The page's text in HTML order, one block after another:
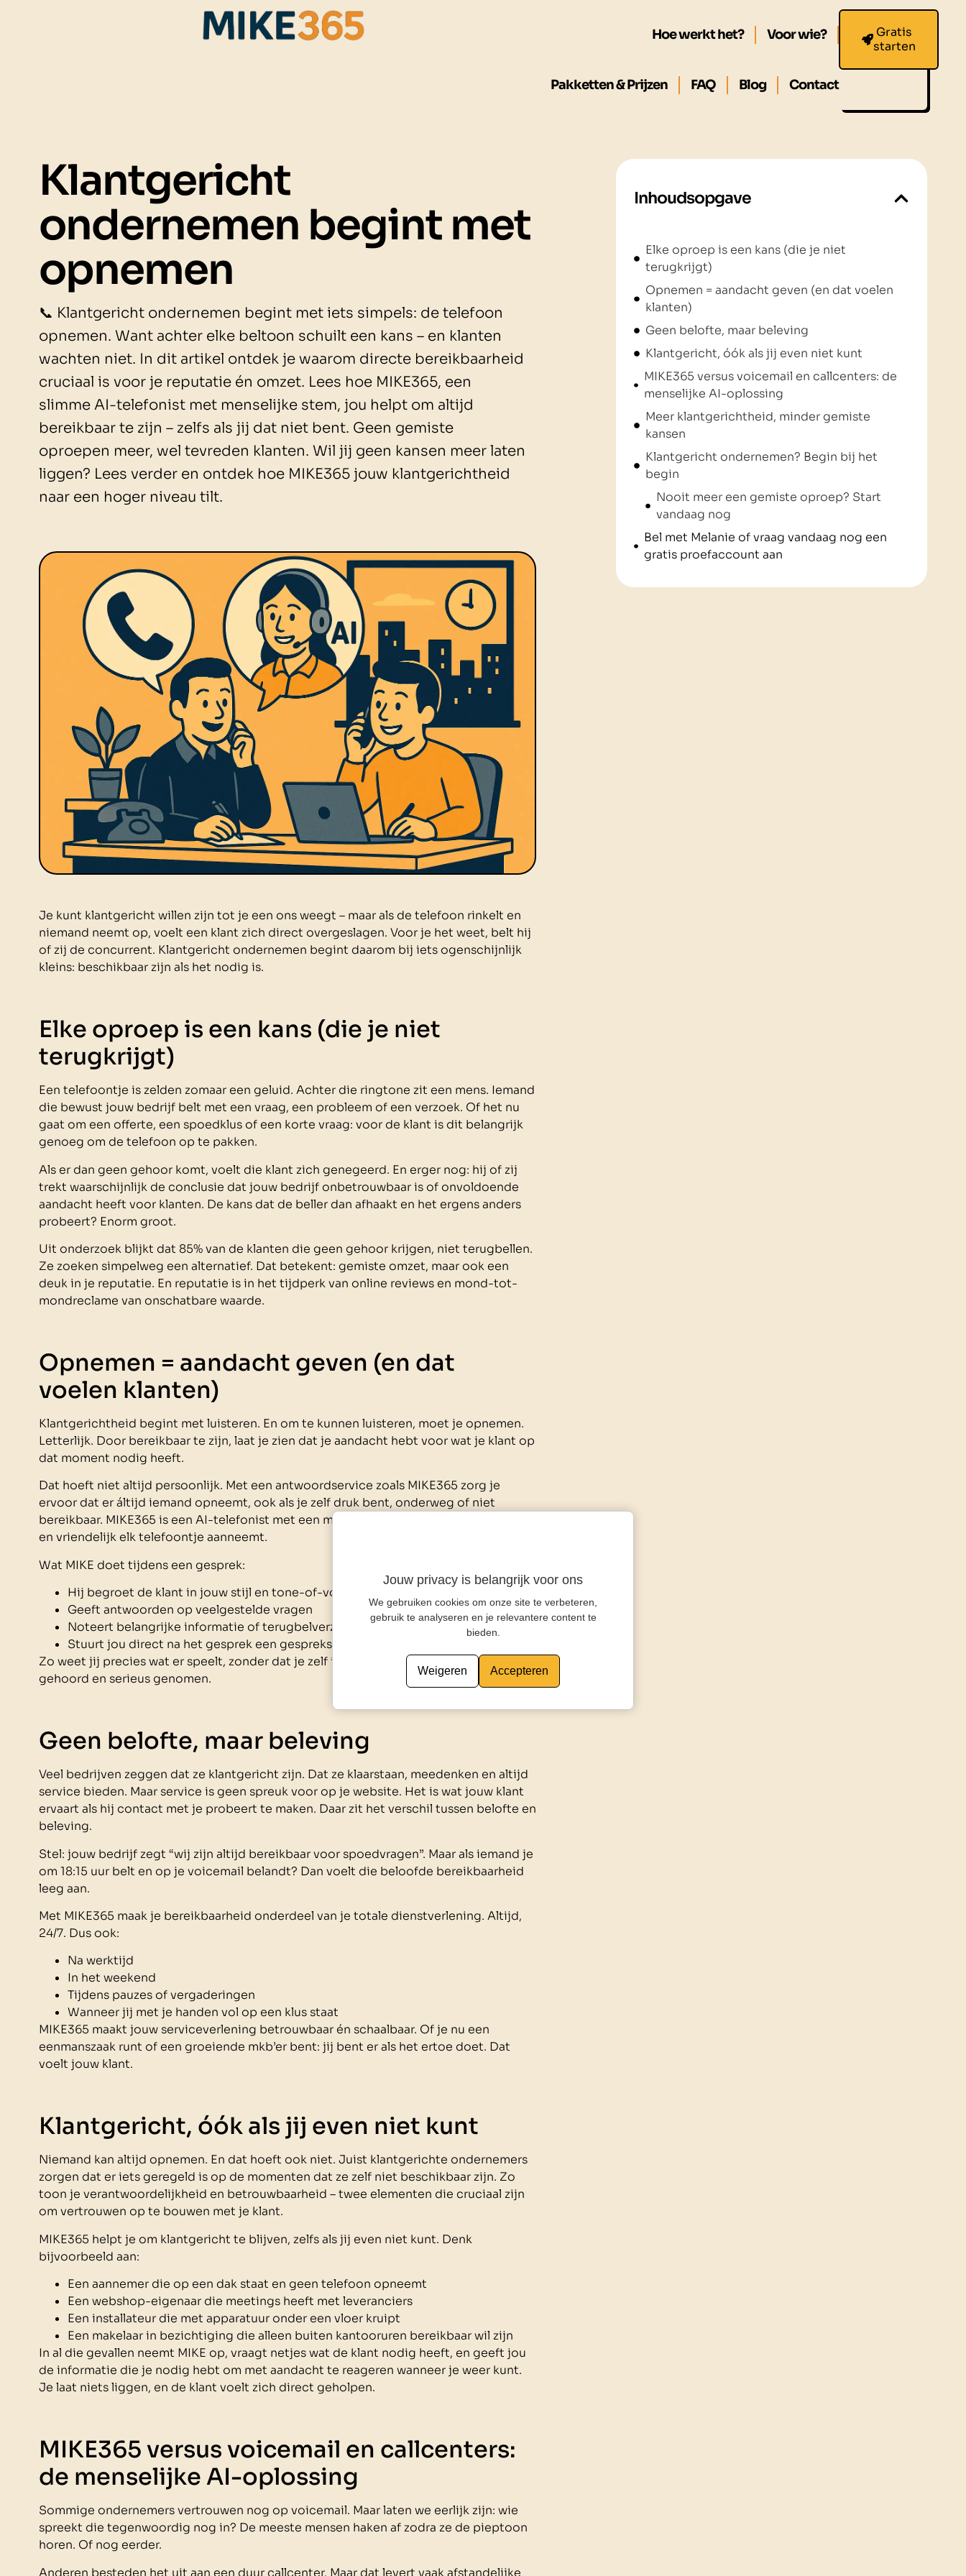
Hoe werkt het? Voor wie?
Pakketten & Prijzen FAQ Blog Contact
Gratis
starten
Klantgericht
ondernemen begint met
opnemen
📞 Klantgericht ondernemen begint met iets simpels: de telefoon
opnemen. Want achter elke beltoon schuilt een kans – en klanten
wachten niet. In dit artikel ontdek je waarom directe bereikbaarheid
cruciaal is voor je reputatie én omzet. Lees hoe MIKE365, een
slimme AI-telefonist met menselijke stem, jou helpt om altijd
bereikbaar te zijn – zelfs als jij dat niet bent. Geen gemiste
oproepen meer, wel tevreden klanten. Wil jij geen kansen meer laten
liggen? Lees verder en ontdek hoe MIKE365 jouw klantgerichtheid
naar een hoger niveau tilt.
Je kunt klantgericht willen zijn tot je een ons weegt – maar als de telefoon rinkelt en
niemand neemt op, voelt een klant zich direct overgeslagen. Voor je het weet, belt hij
of zij de concurrent. Klantgericht ondernemen begint daarom bij iets ogenschijnlijk
kleins: beschikbaar zijn als het nodig is.
Elke oproep is een kans (die je niet
terugkrijgt)
Een telefoontje is zelden zomaar een geluid. Achter die ringtone zit een mens. Iemand
die bewust jouw bedrijf belt met een vraag, een probleem of een verzoek. Of het nu
gaat om een offerte, een spoedklus of een korte vraag: voor de klant is dit belangrijk
genoeg om de telefoon op te pakken.
Als er dan geen gehoor komt, voelt die klant zich genegeerd. En erger nog: hij of zij
trekt waarschijnlijk de conclusie dat jouw bedrijf onbetrouwbaar is of onvoldoende
aandacht heeft voor klanten. De kans dat de beller dan afhaakt en het ergens anders
probeert? Enorm groot.
Uit onderzoek blijkt dat 85% van de klanten die geen gehoor krijgen, niet terugbellen.
Ze zoeken simpelweg een alternatief. Dat betekent: gemiste omzet, maar ook een
deuk in je reputatie. En reputatie is in het tijdperk van online reviews en mond-tot-
mondreclame van onschatbare waarde.
Opnemen = aandacht geven (en dat
voelen klanten)
Klantgerichtheid begint met luisteren. En om te kunnen luisteren, moet je opnemen.
Letterlijk. Door bereikbaar te zijn, laat je zien dat je aandacht hebt voor wat je klant op
dat moment nodig heeft.
Dat hoeft niet altijd persoonlijk. Met een antwoordservice zoals MIKE365 zorg je
ervoor dat er áltijd iemand opneemt, ook als je zelf druk bent, onderweg of niet
bereikbaar. MIKE365 is een AI-telefonist met een menselijke stem, die professioneel
en vriendelijk elk telefoontje aanneemt.
Wat MIKE doet tijdens een gesprek:
Hij begroet de klant in jouw stijl en tone-of-voice
Geeft antwoorden op veelgestelde vragen
Noteert belangrijke informatie of terugbelverzoeken
Stuurt jou direct na het gesprek een gespreksverslag via e-mail of SMS
Zo weet jij precies wat er speelt, zonder dat je zelf iets gemist hebt. Je klant voelt zich
gehoord en serieus genomen.
Geen belofte, maar beleving
Veel bedrijven zeggen dat ze klantgericht zijn. Dat ze klaarstaan, meedenken en altijd
service bieden. Maar service is geen spreuk voor op je website. Het is wat jouw klant
ervaart als hij contact met je probeert te maken. Daar zit het verschil tussen belofte en
beleving.
Stel: jouw bedrijf zegt “wij zijn altijd bereikbaar voor spoedvragen”. Maar als iemand je
om 18:15 uur belt en op je voicemail belandt? Dan voelt die beloofde bereikbaarheid
leeg aan.
Met MIKE365 maak je bereikbaarheid onderdeel van je totale dienstverlening. Altijd,
24/7. Dus ook:
Na werktijd
In het weekend
Tijdens pauzes of vergaderingen
Wanneer jij met je handen vol op een klus staat
MIKE365 maakt jouw serviceverlening betrouwbaar én schaalbaar. Of je nu een
eenmanszaak runt of een groeiende mkb’er bent: jij bent er als het ertoe doet. Dat
voelt jouw klant.
Klantgericht, óók als jij even niet kunt
Niemand kan altijd opnemen. En dat hoeft ook niet. Juist klantgerichte ondernemers
zorgen dat er iets geregeld is op de momenten dat ze zelf niet beschikbaar zijn. Zo
toon je verantwoordelijkheid en betrouwbaarheid – twee elementen die cruciaal zijn
om vertrouwen op te bouwen met je klant.
MIKE365 helpt je om klantgericht te blijven, zelfs als jij even niet kunt. Denk
bijvoorbeeld aan:
Een aannemer die op een dak staat en geen telefoon opneemt
Een webshop-eigenaar die meetings heeft met leveranciers
Een installateur die met apparatuur onder een vloer kruipt
Een makelaar in bezichtiging die alleen buiten kantooruren bereikbaar wil zijn
In al die gevallen neemt MIKE op, vraagt netjes wat de klant nodig heeft, en geeft jou
de informatie die je nodig hebt om met aandacht te reageren wanneer je weer kunt.
Je laat niets liggen, en de klant voelt zich direct geholpen.
MIKE365 versus voicemail en callcenters:
de menselijke AI-oplossing
Sommige ondernemers vertrouwen nog op voicemail. Maar laten we eerlijk zijn: wie
spreekt die tegenwoordig nog in? De meeste mensen haken af zodra ze de pieptoon
horen. Of nog eerder.
Anderen besteden het uit aan een duur callcenter. Maar dat levert vaak afstandelijke
Inhoudsopgave
Elke oproep is een kans (die je niet
terugkrijgt)
Opnemen = aandacht geven (en dat voelen
klanten)
Geen belofte, maar beleving
Klantgericht, óók als jij even niet kunt
MIKE365 versus voicemail en callcenters: de
menselijke AI-oplossing
Meer klantgerichtheid, minder gemiste
kansen
Klantgericht ondernemen? Begin bij het
begin
Nooit meer een gemiste oproep? Start
vandaag nog
Bel met Melanie of vraag vandaag nog een
gratis proefaccount aan
Jouw privacy is belangrijk voor ons
We gebruiken cookies om onze site te verbeteren,
gebruik te analyseren en je relevantere content te
bieden.
Weigeren Accepteren